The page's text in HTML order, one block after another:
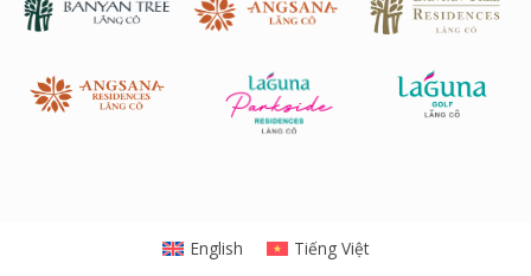
English Tiếng Việt